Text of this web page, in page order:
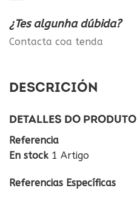
¿Tes algunha dúbida?
Contacta coa tenda
DESCRICIÓN
DETALLES DO PRODUTO
Referencia
En stock 1 Artigo
Referencias Específicas